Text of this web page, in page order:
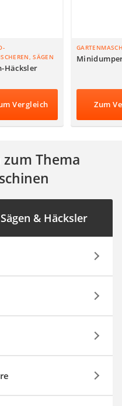
SÄGEN
Häcksler
Vergleich Zum
Thema
& Häcksler